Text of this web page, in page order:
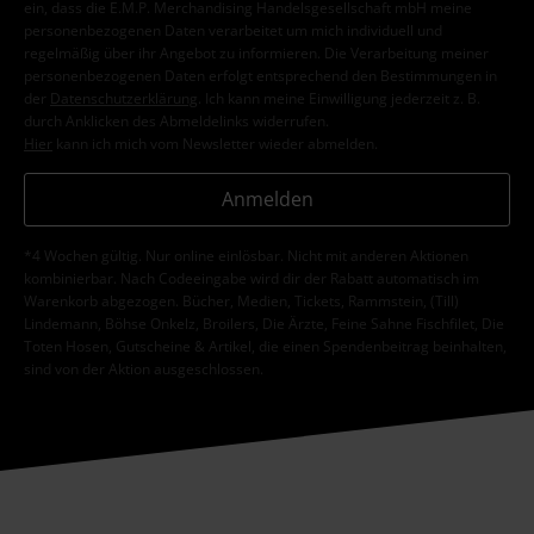
ein, dass die E.M.P. Merchandising Handelsgesellschaft mbH meine
personenbezogenen Daten verarbeitet um mich individuell und
regelmäßig über ihr Angebot zu informieren. Die Verarbeitung meiner
personenbezogenen Daten erfolgt entsprechend den Bestimmungen in
der
Datenschutzerklärung
. Ich kann meine Einwilligung jederzeit z. B.
durch Anklicken des Abmeldelinks widerrufen.
Hier kann ich mich vom Newsletter wieder abmelden.
Anmelden
*4 Wochen gültig. Nur online einlösbar. Nicht mit anderen Aktionen
kombinierbar. Nach Codeeingabe wird dir der Rabatt automatisch im
Warenkorb abgezogen. Bücher, Medien, Tickets, Rammstein, (Till)
Lindemann, Böhse Onkelz, Broilers, Die Ärzte, Feine Sahne Fischfilet, Die
Toten Hosen, Gutscheine & Artikel, die einen Spendenbeitrag beinhalten,
sind von der Aktion ausgeschlossen.